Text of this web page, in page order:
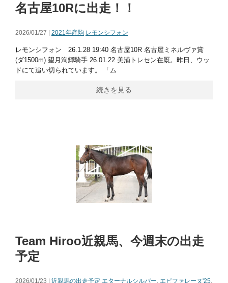
名古屋10Rに出走！！
2026/01/27 | 2021年産駒 レモンシフォン
レモンシフォン 26.1.28 19:40 名古屋10R 名古屋ミネルヴァ賞
(ダ1500m) 望月洵輝騎手 26.01.22 美浦トレセン在厩。昨日、ウッ
ドにて追い切られています。 「ム
続きを見る
Team Hiroo近親馬、今週末の出走
予定
2026/01/23 | 近親馬の出走予定 エターナルシルバー エピファレーヌ'25